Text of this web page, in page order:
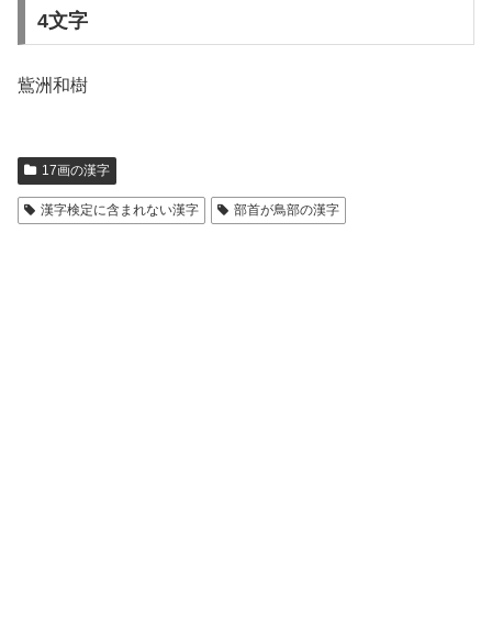
4文字
鴜洲和樹
17画の漢字
漢字検定に含まれない漢字 部首が鳥部の漢字